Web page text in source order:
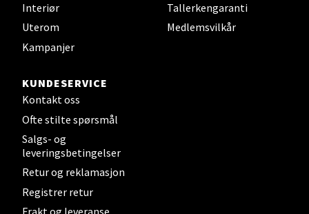
Interiør
Uterom
Kampanjer
Tallerkengaranti
Medlemsvilkår
KUNDESERVICE
Kontakt oss
Ofte stilte spørsmål
Salgs- og
leveringsbetingelser
Retur og reklamasjon
Registrer retur
Frakt og leveranse
Storgata 6, 2050 Jessheim
Åpent i dag 10-21
0 i butikk
Kristiansand - Thon
Sørlandssenteret